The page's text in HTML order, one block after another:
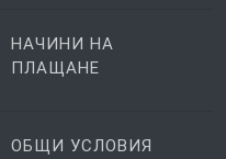
НАЧИНИ НА
ПЛАЩАНЕ
ОБЩИ УСЛОВИЯ